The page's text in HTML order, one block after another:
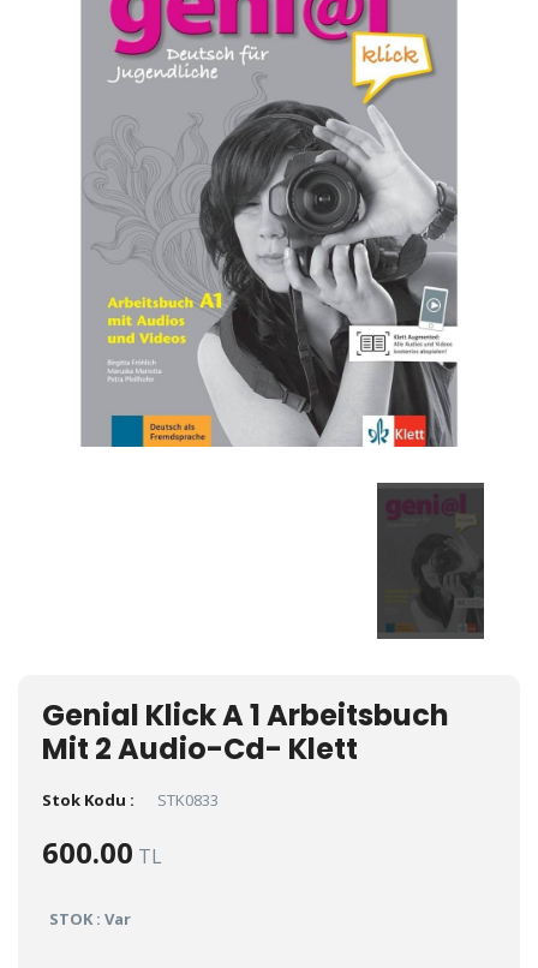
Genial Klick A 1 Arbeitsbuch
Mit 2 Audio-Cd- Klett
Stok Kodu : STK0833
600.00 TL
STOK : Var